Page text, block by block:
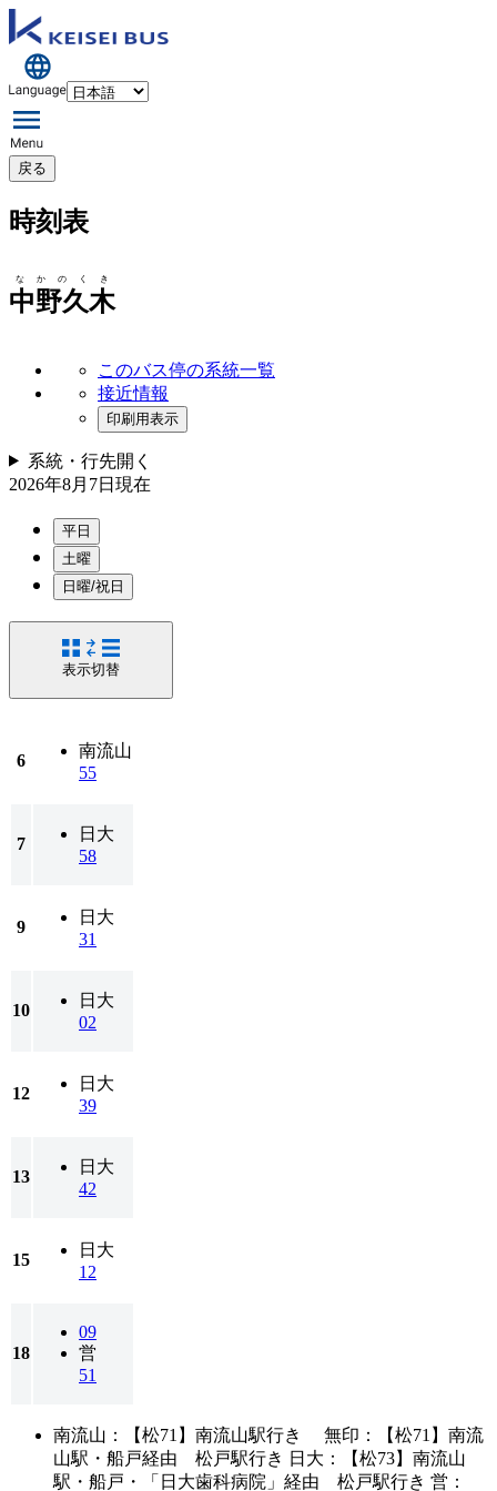
戻る
時刻表
中野久木
なかのくき
このバス停の系統一覧
接近情報
印刷用表示
系統・行先開く
2026年8月7日 現在
平日
土曜
日曜/祝日
表示切替
6
南流山
55
7
日大
58
9
日大
31
10
日大
02
12
日大
39
13
日大
42
15
日大
12
18
09
営
51
南流山：【松71】南流山駅行き 無印：【松71】南流
山駅・船戸経由 松戸駅行き 日大：【松73】南流山
駅・船戸・「日大歯科病院」経由 松戸駅行き 営：